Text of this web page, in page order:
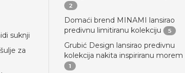
suknji
za
2
Domaći brend MINAMI lansirao
predivnu limitiranu kolekciju
5
Grubić Design lansirao predivnu
kolekcija nakita inspiriranu morem
1